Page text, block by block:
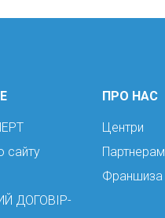
сайту
ДОГОВІР-
ПРО НАС
Центри
Партнерам
Франшиза